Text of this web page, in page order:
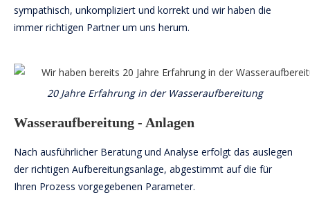
sympathisch, unkompliziert und korrekt und wir haben die
immer richtigen Partner um uns herum.
20 Jahre Erfahrung in der Wasseraufbereitung
Wasseraufbereitung - Anlagen
Nach ausführlicher Beratung und Analyse erfolgt das auslegen
der richtigen Aufbereitungsanlage, abgestimmt auf die für
Ihren Prozess vorgegebenen Parameter.